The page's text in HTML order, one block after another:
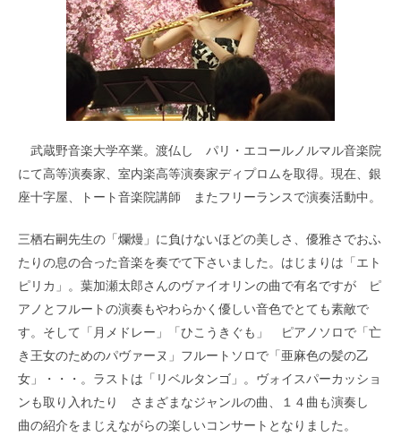
武蔵野音楽大学卒業。渡仏し パリ・エコールノルマル音楽院
にて高等演奏家、室内楽高等演奏家ディプロムを取得。現在、銀
座十字屋、トート音楽院講師 またフリーランスで演奏活動中。
三栖右嗣先生の「爛熳」に負けないほどの美しさ、優雅さでおふ
たりの息の合った音楽を奏でて下さいました。はじまりは「エト
ピリカ」。葉加瀬太郎さんのヴァイオリンの曲で有名ですが ピ
アノとフルートの演奏もやわらかく優しい音色でとても素敵で
す。そして「月メドレー」「ひこうきぐも」 ピアノソロで「亡
き王女のためのパヴァーヌ」フルートソロで「亜麻色の髪の乙
女」・・・。ラストは「リベルタンゴ」。ヴォイスパーカッショ
ンも取り入れたり さまざまなジャンルの曲、１４曲も演奏し
曲の紹介をまじえながらの楽しいコンサートとなりました。